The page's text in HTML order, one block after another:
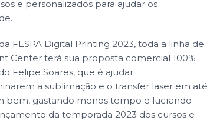
e personalizados para ajudar os
FESPA Digital Printing 2023, toda a linha de
Center terá sua proposta comercial 100%
Felipe Soares, que é ajudar
a sublimação e o transfer laser em até
bem, gastando menos tempo e lucrando
da temporada 2023 dos cursos e